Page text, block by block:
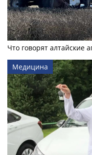
Что говорят алтайские
Медицина